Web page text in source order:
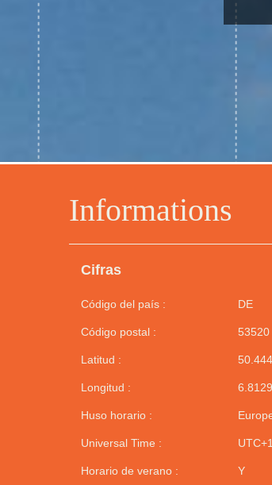
Informations
Cifras
Código del país : DE
Código postal : 53520
Latitud :
Longitud :
Huso horario :
Universal Time : UTC+1
Horario de verano : Y